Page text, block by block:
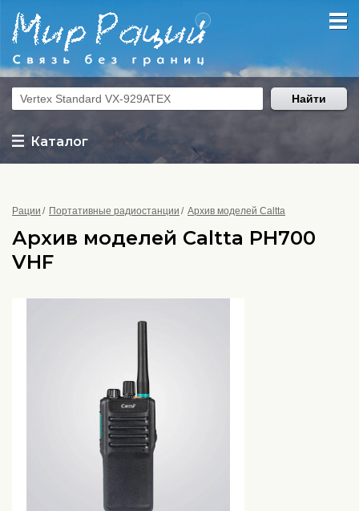
Каталог
Найти
Рации Портативные радиостанции Архив моделей Caltta
Архив моделей Caltta PH700
VHF